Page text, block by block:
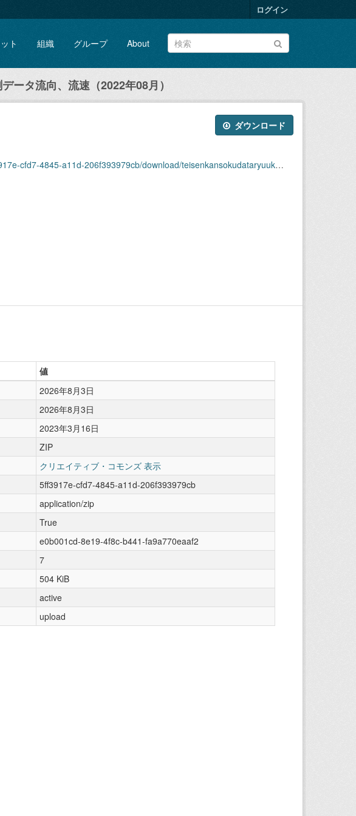
ログイン
ト 組織 グループ About
ータ流向、流速（2022年08月）
ダウンロード
206f393979cb/download/teisenkansokudataryuukou_ryuusoku2022-08.zip
値
2026年8月3日
2026年8月3日
2023年3月16日
ZIP
クリエイティブ・コモンズ 表示
5ff3917e-cfd7-4845-a11d-206f393979cb
application/zip
True
e0b001cd-8e19-4f8c-b441-fa9a770eaaf2
7
504 KiB
active
upload